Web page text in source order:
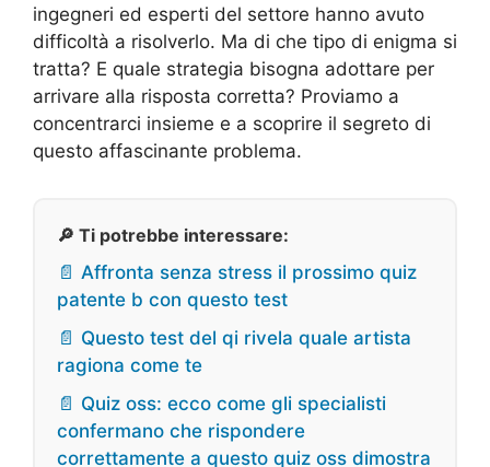
ingegneri ed esperti del settore hanno avuto
difficoltà a risolverlo. Ma di che tipo di enigma si
tratta? E quale strategia bisogna adottare per
arrivare alla risposta corretta? Proviamo a
concentrarci insieme e a scoprire il segreto di
questo affascinante problema.
🔎 Ti potrebbe interessare:
📄 Affronta senza stress il prossimo quiz
patente b con questo test
📄 Questo test del qi rivela quale artista
ragiona come te
📄 Quiz oss: ecco come gli specialisti
confermano che rispondere
correttamente a questo quiz oss dimostra